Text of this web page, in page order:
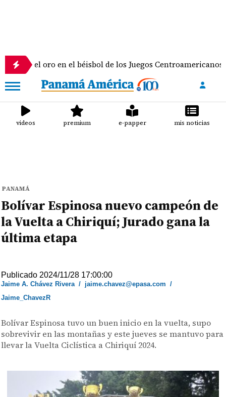
en el béisbol de los Juegos Centroamericanos y del
videos premium e-papper mis noticias
PANAMÁ
Bolívar Espinosa nuevo campeón de
la Vuelta a Chiriquí; Jurado gana la
última etapa
Publicado 2024/11/28 17:00:00
Jaime A. Chávez Rivera/ jaime.chavez@epasa.com /
Jaime_ChavezR
Bolívar Espinosa tuvo un buen inicio en la vuelta, supo
sobrevivir en las montañas y este jueves se mantuvo para
llevar la Vuelta Ciclística a Chiriquí 2024.